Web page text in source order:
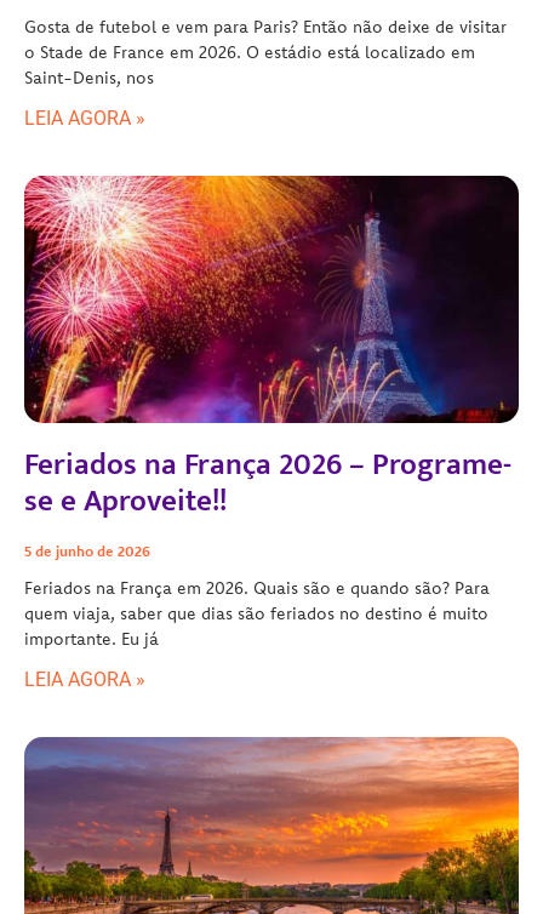
Gosta de futebol e vem para Paris? Então não deixe de visitar
o Stade de France em 2026. O estádio está localizado em
Saint-Denis, nos
LEIA AGORA »
Feriados na França 2026 – Programe-
se e Aproveite!!
5 de junho de 2026
Feriados na França em 2026. Quais são e quando são? Para
quem viaja, saber que dias são feriados no destino é muito
importante. Eu já
LEIA AGORA »